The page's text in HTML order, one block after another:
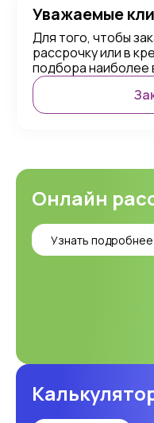
Уважаемые
Для того, чтобы
рассрочку или в
подбора наиболее
Онлайн
Узнать подробнее